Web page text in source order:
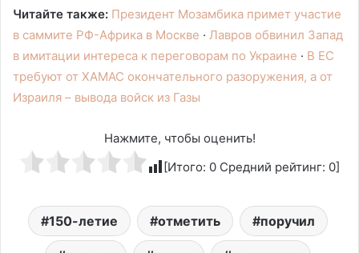
Читайте также: Президент Мозамбика примет участие
в саммите РФ-Африка в Москве · Лавров обвинил Запад
в имитации интереса к переговорам по Украине · В ЕС
требуют от ХАМАС окончательного разоружения, а от
Израиля – вывода войск из Газы
Нажмите, чтобы оценить!
[Итого: 0 Средний рейтинг: 0]
150-летие отметить поручил